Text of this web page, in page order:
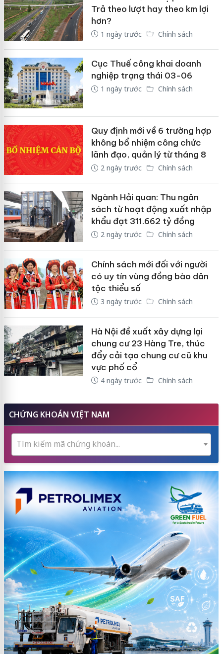
Trả theo lượt hay theo km lợi
hơn?
1 ngày trước Chính sách
Cục Thuế công khai doanh
nghiệp trạng thái 03-06
1 ngày trước Chính sách
Quy định mới về 6 trường hợp
không bổ nhiệm công chức
lãnh đạo, quản lý từ tháng 8
2 ngày trước Chính sách
Ngành Hải quan: Thu ngân
sách từ hoạt động xuất nhập
khẩu đạt 311.662 tỷ đồng
2 ngày trước Chính sách
Chính sách mới đối với người
có uy tín vùng đồng bào dân
tộc thiểu số
3 ngày trước Chính sách
Hà Nội đề xuất xây dựng lại
chung cư 23 Hàng Tre, thúc
đẩy cải tạo chung cư cũ khu
vực phố cổ
4 ngày trước Chính sách
CHỨNG KHOÁN VIỆT NAM
Tìm kiếm mã chứng khoán...